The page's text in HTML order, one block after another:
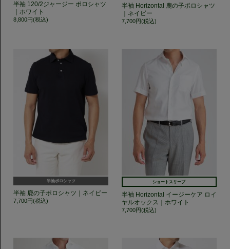
半袖 120/2ジャージー ポロシャツ
｜ホワイト
8,800円(税込)
半袖 Horizontal 鹿の子ポロシャツ
｜ネイビー
7,700円(税込)
半袖ポロシャツ
半袖 鹿の子ポロシャツ｜ネイビー
7,700円(税込)
ショートスリーブ
半袖 Horizontal イージーケア ロイ
ヤルオックス｜ホワイト
7,700円(税込)